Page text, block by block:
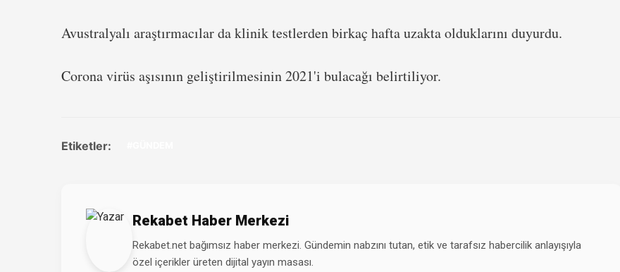
Avustralyalı araştırmacılar da klinik testlerden birkaç hafta uzakta olduklarını duyurdu.
Corona virüs aşısının geliştirilmesinin 2021'i bulacağı belirtiliyor.
Etiketler:
Rekabet Haber Merkezi
Rekabet.net bağımsız haber merkezi. Gündemin nabzını tutan, etik ve tarafsız habercilik anlayışıyla
özel içerikler üreten dijital yayın masası.